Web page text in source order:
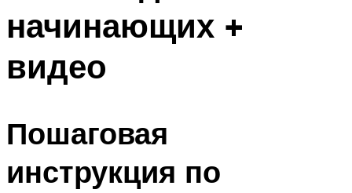
начинающих +
видео
Пошаговая
инструкция по